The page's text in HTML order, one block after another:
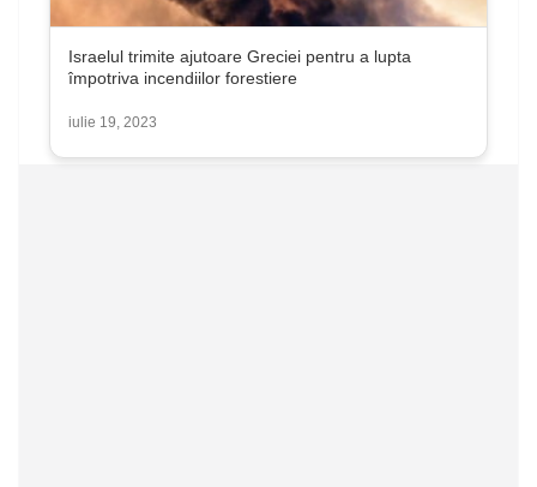
Israelul trimite ajutoare Greciei pentru a lupta
împotriva incendiilor forestiere
iulie 19, 2023